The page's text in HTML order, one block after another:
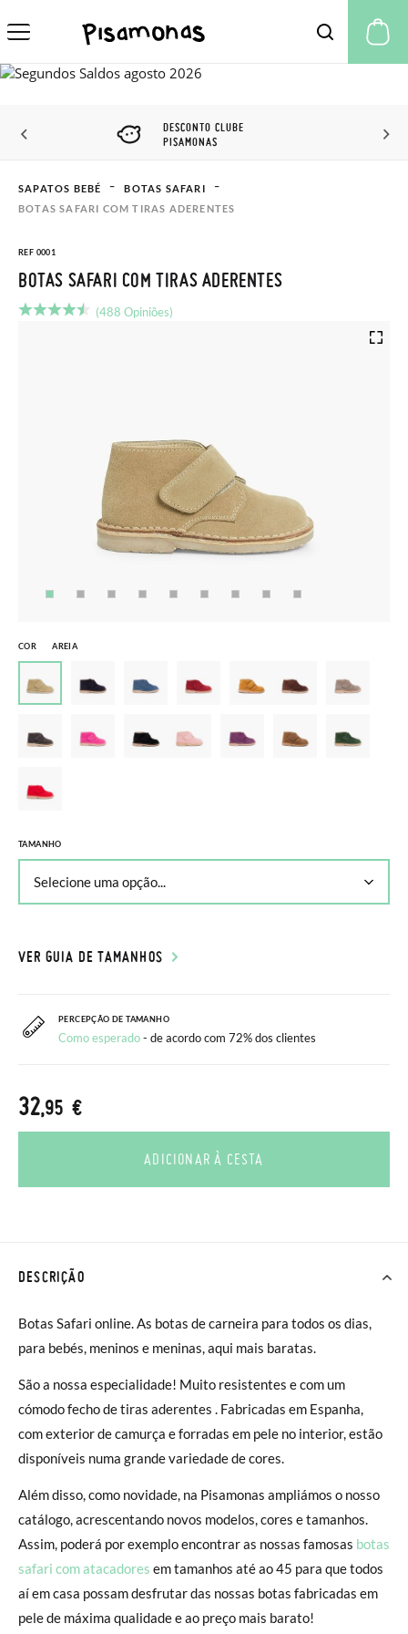
DESCONTO CLUBE
PISAMONAS
SAPATOS BEBÉ
BOTAS SAFARI
BOTAS SAFARI COM TIRAS ADERENTES
REF 0001
BOTAS SAFARI COM TIRAS ADERENTES
(488 Opiniões)
COR AREIA
TAMANHO
VER GUIA DE TAMANHOS
PERCEPÇÃO DE TAMANHO
Como esperado- de acordo com 72% dos clientes
32,95 €
ADICIONAR À CESTA
DESCRIÇÃO
Botas Safari online. As botas de carneira para todos os dias,
para bebés, meninos e meninas, aqui mais baratas.
São a nossa especialidade! Muito resistentes e com um
cómodo fecho de tiras aderentes . Fabricadas em Espanha,
com exterior de camurça e forradas em pele no interior, estão
disponíveis numa grande variedade de cores.
Além disso, como novidade, na Pisamonas ampliámos o nosso
catálogo, acrescentando novos modelos, cores e tamanhos.
Assim, poderá por exemplo encontrar as nossas famosas botas
safari com atacadores em tamanhos até ao 45 para que todos
aí em casa possam desfrutar das nossas botas fabricadas em
pele de máxima qualidade eao preço mais barato!